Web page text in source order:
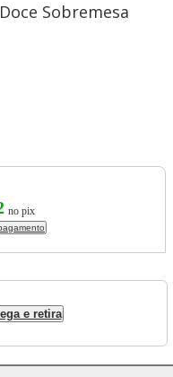
Sobremesa
no pix
e retira